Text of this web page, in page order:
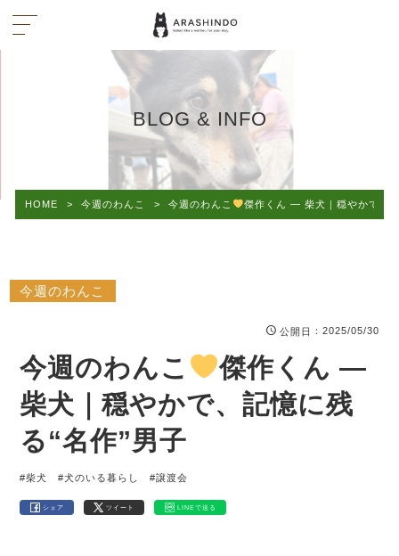
BLOG & INFO
HOME > 今週のわんこ > 今週のわんこ 傑作くん — 柴犬｜穏やかで、
今週のわんこ
公開日 ：2025/05/30
今週のわんこ
傑作くん —
柴犬｜穏やかで、記憶に残
る“名作”男子
#柴犬 #犬のいる暮らし #譲渡会
シェア ツイート LINEで送る